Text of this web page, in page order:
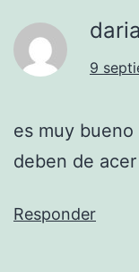
9
es muy
deben de
Responder